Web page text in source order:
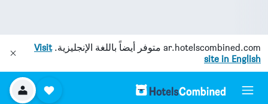
ar.hotelscombined.com متوفر أيضاً باللغة الإنجليزية.Visit
site in English